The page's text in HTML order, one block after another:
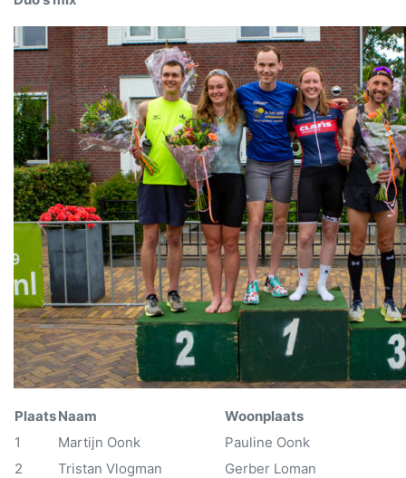
PlaatsNaam
Woonplaats
1
Martijn Oonk
Pauline Oonk
2
Tristan Vlogman
Gerber Loman